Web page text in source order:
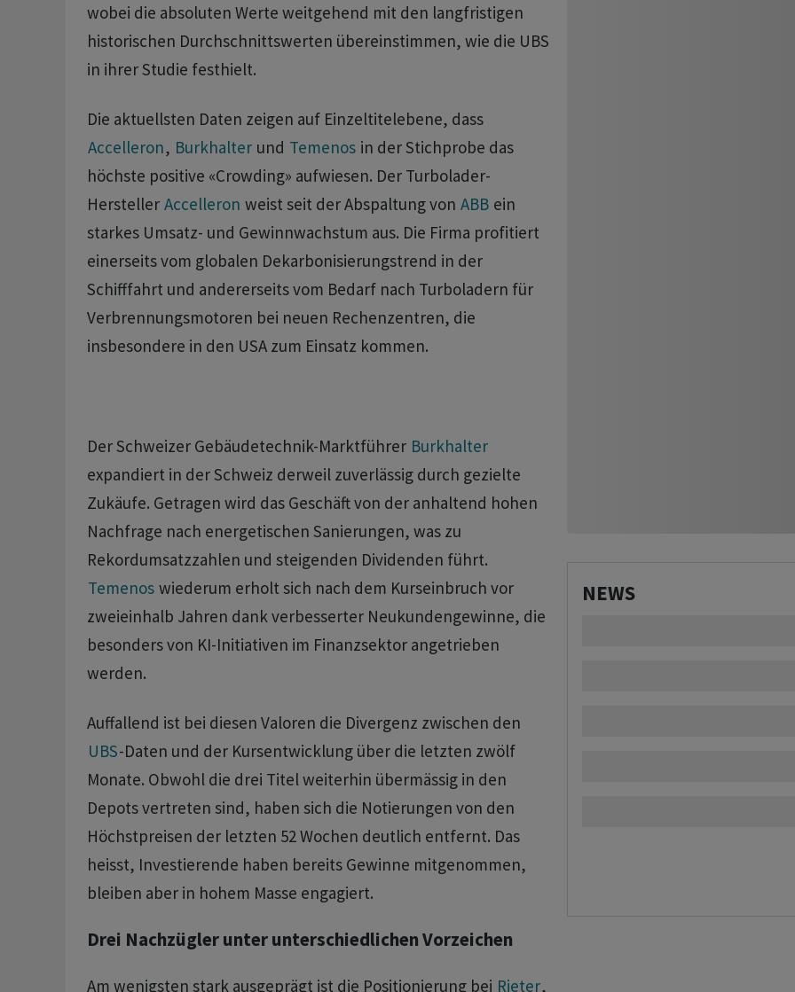
wobei die absoluten Werte weitgehend mit den langfristigen
historischen Durchschnittswerten übereinstimmen, wie die UBS
in ihrer Studie festhielt.
Die aktuellsten Daten zeigen auf Einzeltitelebene, dass
Accelleron, Burkhalter und Temenos in der Stichprobe das
höchste positive «Crowding» aufwiesen. Der Turbolader-
Hersteller Accelleron weist seit der Abspaltung von ABB ein
starkes Umsatz- und Gewinnwachstum aus. Die Firma profitiert
einerseits vom globalen Dekarbonisierungstrend in der
Schifffahrt und andererseits vom Bedarf nach Turboladern für
Verbrennungsmotoren bei neuen Rechenzentren, die
insbesondere in den USA zum Einsatz kommen.
Der Schweizer Gebäudetechnik-Marktführer Burkhalter
expandiert in der Schweiz derweil zuverlässig durch gezielte
Zukäufe. Getragen wird das Geschäft von der anhaltend hohen
Nachfrage nach energetischen Sanierungen, was zu
Rekordumsatzzahlen und steigenden Dividenden führt.
Temenos wiederum erholt sich nach dem Kurseinbruch vor
zweieinhalb Jahren dank verbesserter Neukundengewinne, die
besonders von KI-Initiativen im Finanzsektor angetrieben
werden.
Auffallend ist bei diesen Valoren die Divergenz zwischen den
UBS-Daten und der Kursentwicklung über die letzten zwölf
Monate. Obwohl die drei Titel weiterhin übermässig in den
Depots vertreten sind, haben sich die Notierungen von den
Höchstpreisen der letzten 52 Wochen deutlich entfernt. Das
heisst, Investierende haben bereits Gewinne mitgenommen,
bleiben aber in hohem Masse engagiert.
Drei Nachzügler unter unterschiedlichen Vorzeichen
Am wenigsten stark ausgeprägt ist die Positionierung bei Rieter,
NEWS